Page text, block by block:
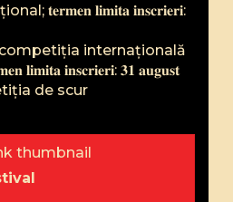
𝐭𝐞𝐫𝐦𝐞𝐧 𝐥𝐢𝐦𝐢𝐭𝐚 𝐢𝐧𝐬𝐜𝐫𝐢𝐞𝐫𝐢:
competiția internațională
𝐢𝐧𝐬𝐜𝐫𝐢𝐞𝐫𝐢: 𝟑𝟏 𝐚𝐮𝐠𝐮𝐬𝐭
de scur